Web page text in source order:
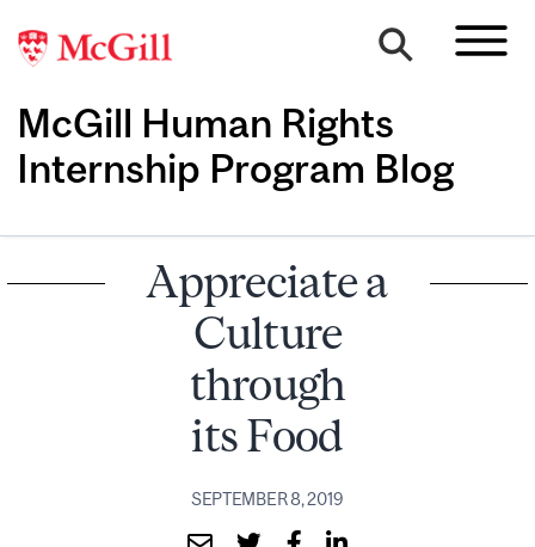
McGill Human Rights
Internship Program Blog
Appreciate a
Culture
through
its Food
SEPTEMBER 8, 2019